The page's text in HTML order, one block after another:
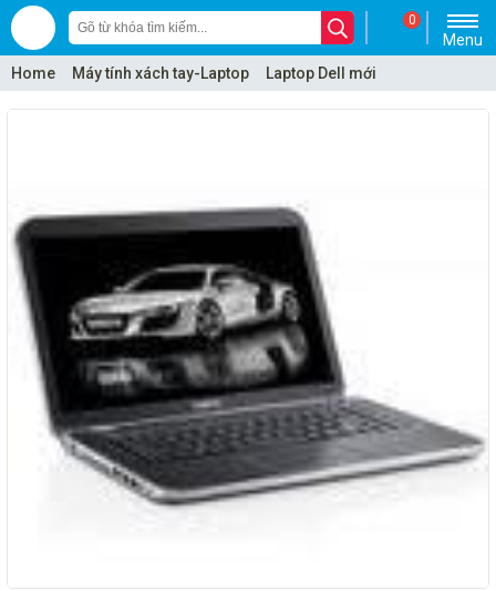
Menu
0
Home Máy tính xách tay-Laptop Laptop Dell mới